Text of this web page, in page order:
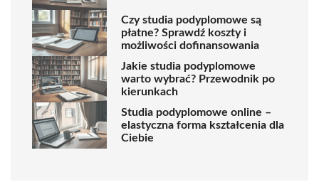
Czy studia podyplomowe są
płatne? Sprawdź koszty i
możliwości dofinansowania
Jakie studia podyplomowe
warto wybrać? Przewodnik po
kierunkach
Studia podyplomowe online –
elastyczna forma kształcenia dla
Ciebie